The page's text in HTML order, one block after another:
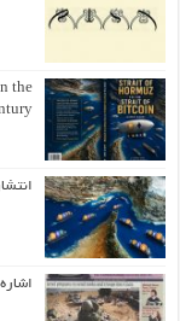
the